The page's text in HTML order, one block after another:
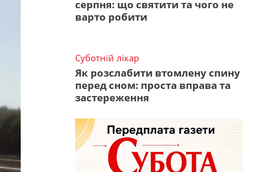
серпня: що святити та чого не
варто робити
Суботній лікар
Як розслабити втомлену спину
перед сном: проста вправа та
застереження